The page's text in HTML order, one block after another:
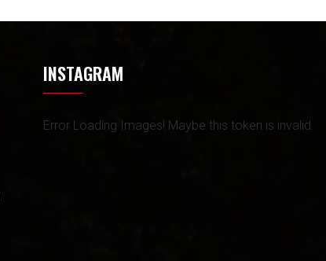
INSTAGRAM
Error Loading Images! Maybe this token is invalid.